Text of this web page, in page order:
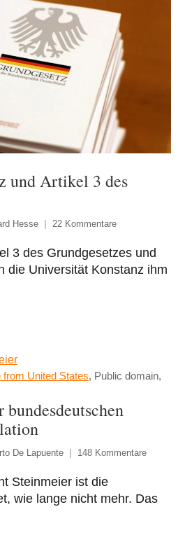
und Artikel 3 des
Hesse 22 Kommentare
3 des Grundgesetzes und
die Universität Konstanz ihm
United States, Public domain,
De Lapuente 148 Kommentare
Steinmeier ist die
wie lange nicht mehr. Das